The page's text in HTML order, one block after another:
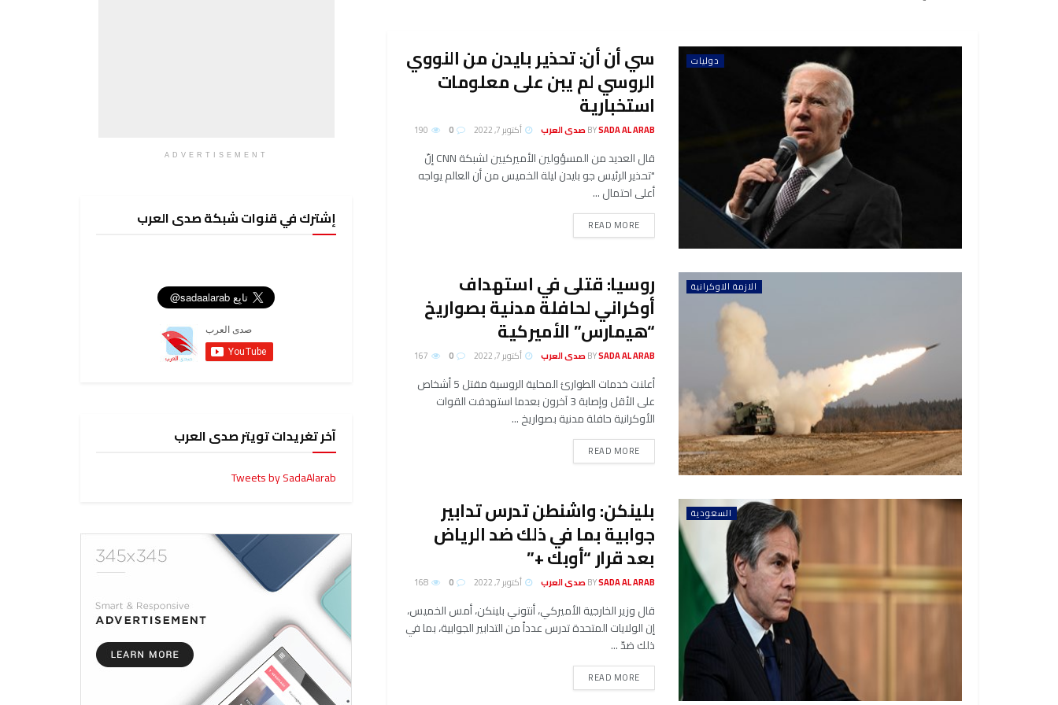
دوليات سي أن أن: تحذير بايدن من النووي
الروسي لم يبن على معلومات
استخبارية
BYSADA AL ARAB صدى العرب أكتوبر 7, 2022
قال العديد من المسؤولين الأميركيين لشبكة CNN إنّ
"تحذير الرئيس جو بايدن ليلة الخميس من أن العالم يواجه
أعلى احتمال ...
READ MORE
DETAILS
الازمة الاوكرانية روسيا: قتلى في استهداف
أوكراني لحافلة مدنية بصواريخ
“هيمارس” الأميركية
BYSADA AL ARAB صدى العرب أكتوبر 7, 2022
أعلنت خدمات الطوارئ المحلية الروسية مقتل 5 أشخاص
على الأقل وإصابة 3 آخرون بعدما استهدفت القوات
الأوكرانية حافلة مدنية بصواريخ ...
READ MORE
DETAILS
السعودية بلينكن: واشنطن تدرس تدابير
جوابية بما في ذلك ضد الرياض
بعد قرار “أوبك +”
BYSADA AL ARAB صدى العرب أكتوبر 7, 2022
قال وزير الخارجية الأميركي، أنتوني بلينكن، أمس الخميس،
إن الولايات المتحدة تدرس عدداً من التدابير الجوابية، بما في
ذلك ضدّ ...
READ MORE
DETAILS
ADVERTISEMENT
إشترك في قنوات شبكة صدى العرب
آخر تغريدات تويتر صدى العرب
Tweets by SadaAlarab